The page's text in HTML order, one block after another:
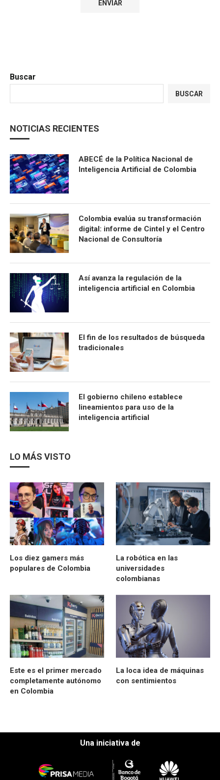
Buscar
BUSCAR
NOTICIAS RECIENTES
ABECÉ de la Política Nacional de
Inteligencia Artificial de Colombia
Colombia evalúa su transformación
digital: informe de Cintel y el Centro
Nacional de Consultoría
Así avanza la regulación de la
inteligencia artificial en Colombia
El fin de los resultados de búsqueda
tradicionales
El gobierno chileno establece
lineamientos para uso de la
inteligencia artificial
LO MÁS VISTO
Los diez gamers más
populares de Colombia
La robótica en las
universidades
colombianas
Este es el primer mercado
completamente autónomo
en Colombia
La loca idea de máquinas
con sentimientos
Una iniciativa de